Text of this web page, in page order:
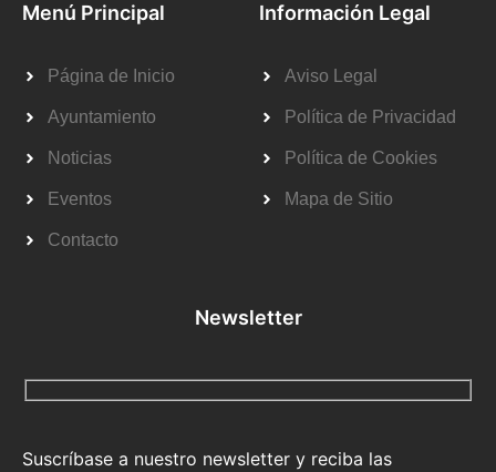
Menú Principal
Página de Inicio
Ayuntamiento
Noticias
Eventos
Contacto
Información Legal
Aviso Legal
Política de Privacidad
Política de Cookies
Mapa de Sitio
Newsletter
Suscríbase a nuestro newsletter y reciba las